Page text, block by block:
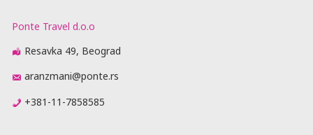
Ponte Travel d.o.o
Resavka 49, Beograd
aranzmani@ponte.rs
+381-11-7858585